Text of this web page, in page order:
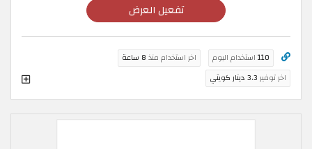
تفعيل العرض
110 استخدام اليوم اخر استخدام منذ 8 ساعة
اخر توفير 3.3 دينار كويتي